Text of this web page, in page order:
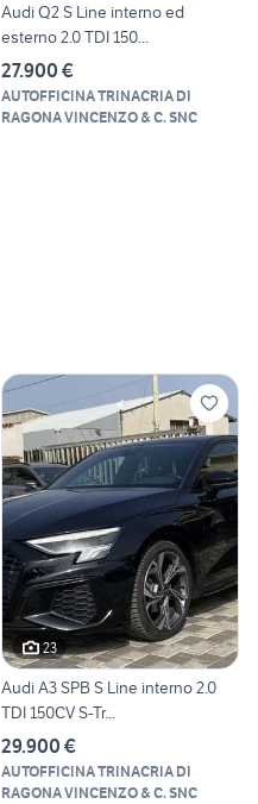
Audi Q2 S Line interno ed
esterno 2.0 TDI 150...
27.900 €
AUTOFFICINA TRINACRIA DI
RAGONA VINCENZO & C. SNC
23
Audi A3 SPB S Line interno 2.0
TDI 150CV S-Tr...
29.900 €
AUTOFFICINA TRINACRIA DI
RAGONA VINCENZO & C. SNC